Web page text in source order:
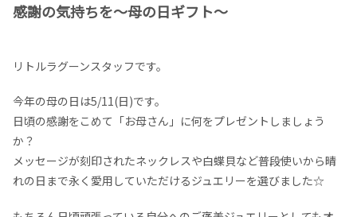
感謝の気持ちを〜母の日ギフト〜
リトルラグーンスタッフです。
今年の母の日は5/11(日)です。
日頃の感謝をこめて「お母さん」に何をプレゼントしましょう
か？
メッセージが刻印されたネックレスや白蝶貝など普段使いから晴
れの日まで永く愛用していただけるジュエリーを選びました☆